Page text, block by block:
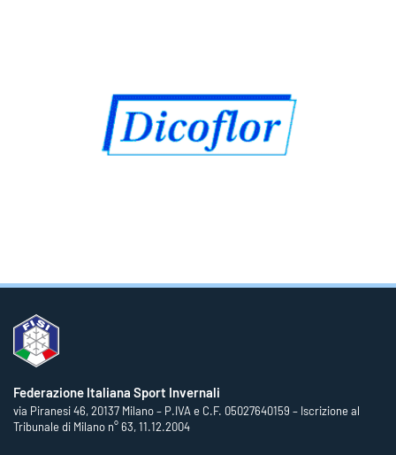
Federazione Italiana Sport Invernali
via Piranesi 46, 20137 Milano – P.IVA e C.F. 05027640159 – Iscrizione al
Tribunale di Milano n° 63, 11.12.2004